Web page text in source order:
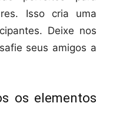
Isso cria uma
Deixe nos
seus amigos a
os elementos